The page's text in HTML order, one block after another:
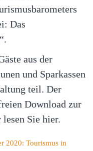
Das
aus der
und Sparkassen
teil. Der
Download zur
Sie hier.